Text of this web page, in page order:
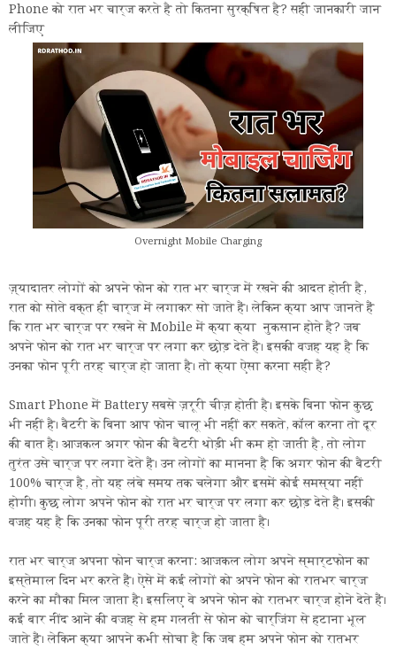
Phone को रात भर चार्ज करते है तो कितना सुरक्षित है? सही जानकारी जान
लीजिए
Overnight Mobile Charging
ज़्यादातर लोगों को अपने फोन को रात भर चार्ज में रखने की आदत होती है,
रात को सोते वक्त ही चार्ज में लगाकर सो जाते हैं। लेकिन क्या आप जानते हैं
कि रात भर चार्ज पर रखने से Mobile में क्या क्या नुकसान होते है? जब
अपने फोन को रात भर चार्ज पर लगा कर छोड़ देते हैं। इसकी वजह यह है कि
उनका फोन पूरी तरह चार्ज हो जाता है। तो क्या ऐसा करना सही है?
Smart Phone में Battery सबसे ज़रूरी चीज़ होती है। इसके बिना फोन कुछ
भी नहीं है। बैटरी के बिना आप फोन चालू भी नहीं कर सकते, कॉल करना तो दूर
की बात है। आजकल अगर फोन की बैटरी थोड़ी भी कम हो जाती है, तो लोग
तुरंत उसे चार्ज पर लगा देते हैं। उन लोगों का मानना ​​है कि अगर फोन की बैटरी
100% चार्ज है, तो यह लंबे समय तक चलेगा और इसमें कोई समस्या नहीं
होगी। कुछ लोग अपने फोन को रात भर चार्ज पर लगा कर छोड़ देते हैं। इसकी
वजह यह है कि उनका फोन पूरी तरह चार्ज हो जाता है।
रात भर चार्ज अपना फोन चार्ज करना: आजकल लोग अपने स्मार्टफोन का
इस्तेमाल दिन भर करते हैं। ऐसे में कई लोगों को अपने फोन को रातभर चार्ज
करने का मौका मिल जाता है। इसलिए वे अपने फोन को रातभर चार्ज होने देते हैं।
कई बार नींद आने की वजह से हम गलती से फोन को चार्जिंग से हटाना भूल
जाते हैं। लेकिन क्या आपने कभी सोचा है कि जब हम अपने फोन को रातभर